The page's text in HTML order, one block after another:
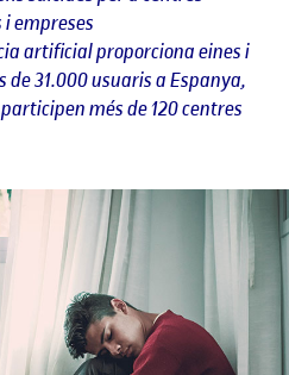
empreses
artificial proporciona eines i
de 31.000 usuaris a Espanya,
més de 120 centres